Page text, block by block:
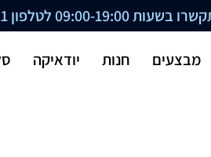
09:00-19:00 לטלפון
מבצעים חנות יודאיקה